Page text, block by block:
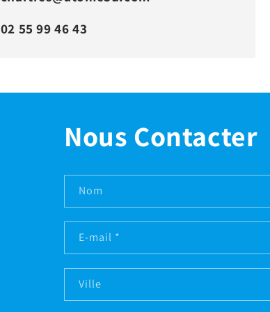
02 55 99 46 43
Nous Contacter
Nom
E-mail *
Ville